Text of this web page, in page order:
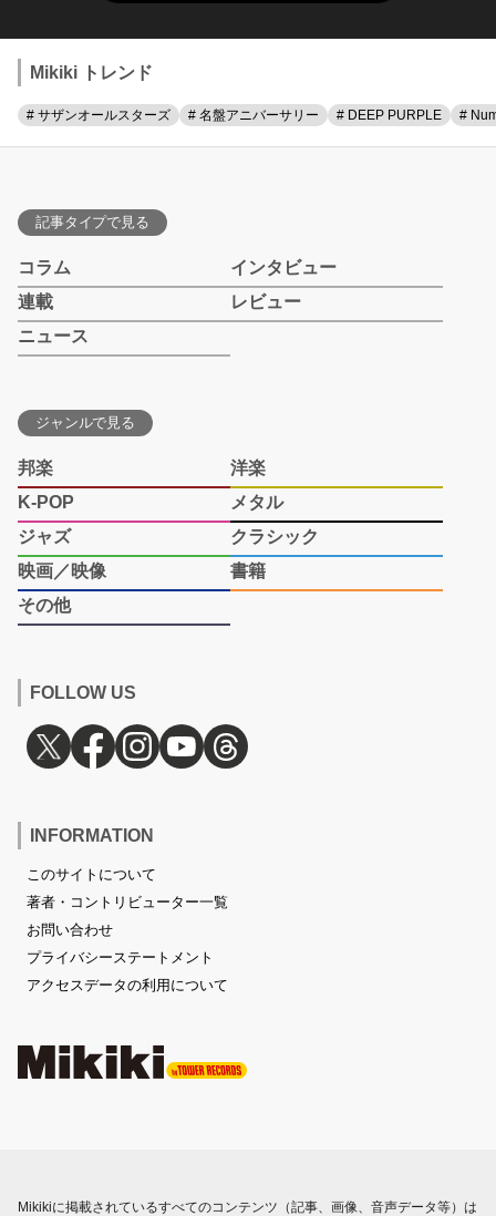
Mikiki トレンド
# サザンオールスターズ # 名盤アニバーサリー # DEEP PURPLE #
記事タイプで見る
コラム
インタビュー
連載
レビュー
ニュース
ジャンルで見る
邦楽
洋楽
K-POP
メタル
ジャズ
クラシック
映画／映像
書籍
その他
FOLLOW US
INFORMATION
このサイトについて
著者・コントリビューター一覧
お問い合わせ
プライバシーステートメント
アクセスデータの利用について
Mikikiに掲載されているすべてのコンテンツ（記事、画像、音声データ等）は